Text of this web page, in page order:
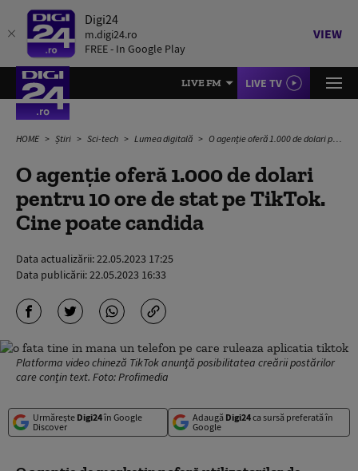
Digi24
m.digi24.ro
FREE - In Google Play
VIEW
LIVE FM LIVE TV
HOME Știri Sci-tech Lumea digitală O agenție oferă 1.000 de dolari pentru 10 ore de stat pe TikTok. Cine poate candida
O agenție oferă 1.000 de dolari
pentru 10 ore de stat pe TikTok.
Cine poate candida
Data actualizării:22.05.2023 17:25
Data publicării:22.05.2023 16:33
Platforma video chineză TikTok anunţă posibilitatea creării postărilor
care conţin text. Foto: Profimedia
Urmărește Digi24în Google
Discover
Adaugă Digi24ca sursă preferată în
Google